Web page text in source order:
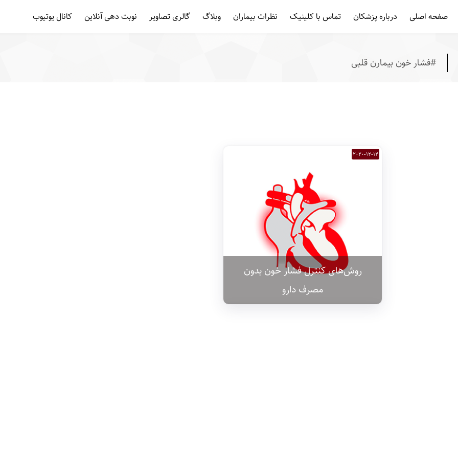
صفحه اصلی
درباره پزشکان تماس با کلینیک نظرات بیماران وبلاگ گالری تصاویر نوبت دهی آنلاین کانال یوتیوب
#فشار خون بیمارن قلبی
2020-12-14
روش‌های کنترل فشار خون بدون
مصرف دارو